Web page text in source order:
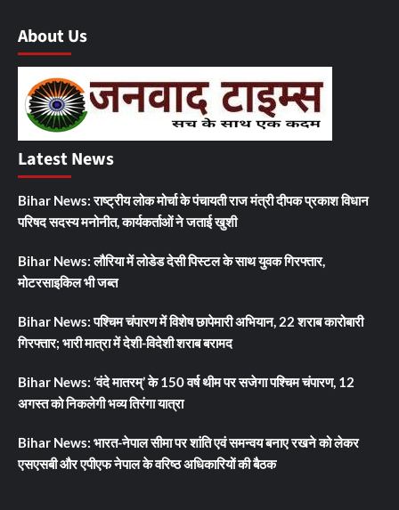
About Us
Latest News
Bihar News: राष्ट्रीय लोक मोर्चा के पंचायती राज मंत्री दीपक प्रकाश विधान
परिषद सदस्य मनोनीत, कार्यकर्ताओं ने जताई खुशी
Bihar News: लौरिया में लोडेड देसी पिस्टल के साथ युवक गिरफ्तार,
मोटरसाइकिल भी जब्त
Bihar News: पश्चिम चंपारण में विशेष छापेमारी अभियान, 22 शराब कारोबारी
गिरफ्तार; भारी मात्रा में देशी-विदेशी शराब बरामद
Bihar News: ‘वंदे मातरम्’ के 150 वर्ष थीम पर सजेगा पश्चिम चंपारण, 12
अगस्त को निकलेगी भव्य तिरंगा यात्रा
Bihar News: भारत-नेपाल सीमा पर शांति एवं समन्वय बनाए रखने को लेकर
एसएसबी और एपीएफ नेपाल के वरिष्ठ अधिकारियों की बैठक